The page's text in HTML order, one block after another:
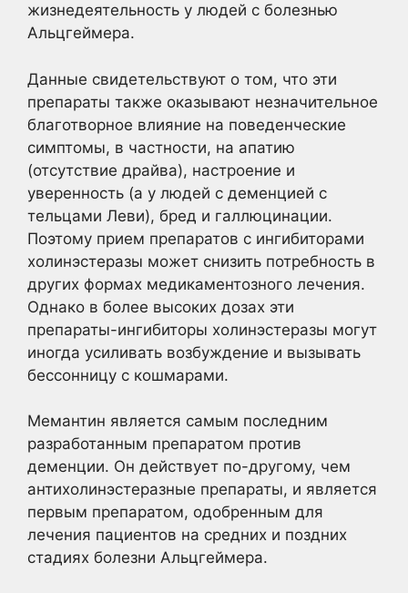
жизнедеятельность у людей с болезнью
Альцгеймера.
Данные свидетельствуют о том, что эти
препараты также оказывают незначительное
благотворное влияние на поведенческие
симптомы, в частности, на апатию
(отсутствие драйва), настроение и
уверенность (а у людей с деменцией с
тельцами Леви), бред и галлюцинации.
Поэтому прием препаратов с ингибиторами
холинэстеразы может снизить потребность в
других формах медикаментозного лечения.
Однако в более высоких дозах эти
препараты-ингибиторы холинэстеразы могут
иногда усиливать возбуждение и вызывать
бессонницу с кошмарами.
Мемантин является самым последним
разработанным препаратом против
деменции. Он действует по-другому, чем
антихолинэстеразные препараты, и является
первым препаратом, одобренным для
лечения пациентов на средних и поздних
стадиях болезни Альцгеймера.